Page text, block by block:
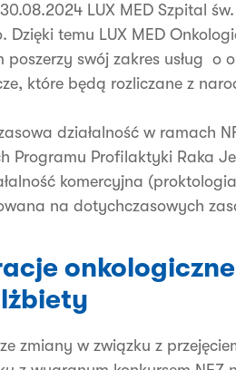
LUX MED Szpital
Dzięki temu LUX MED
poszerzy swój zakres usług o
które będą rozliczane z
działalność w ramach
Programu Profilaktyki Raka
komercyjna
na dotychczasowych
zmiany w związku z